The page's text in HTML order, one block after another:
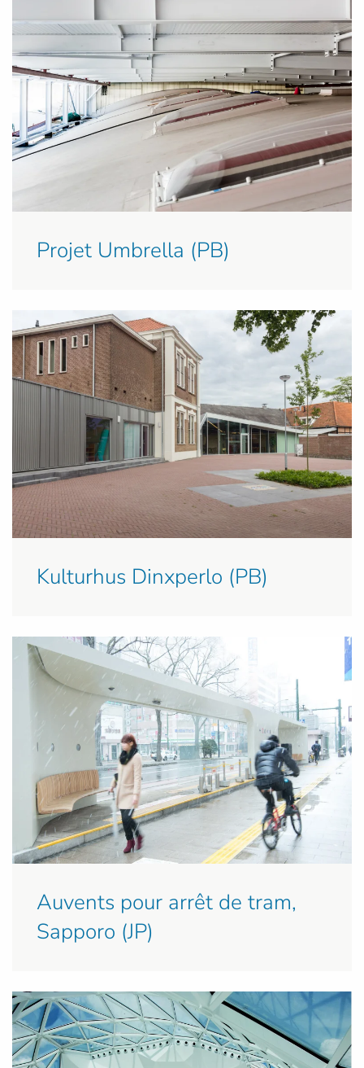
Projet Umbrella (PB)
Kulturhus Dinxperlo (PB)
Auvents pour arrêt de tram,
Sapporo (JP)